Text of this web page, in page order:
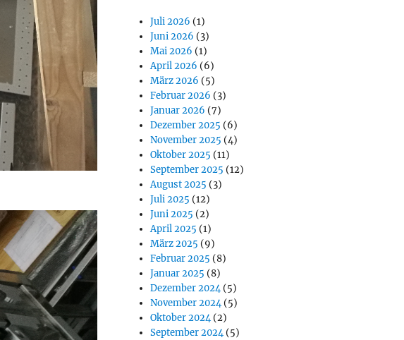
Juli 2026 (1)
Juni 2026 (3)
Mai 2026 (1)
April 2026 (6)
März 2026 (5)
Februar 2026 (3)
Januar 2026 (7)
Dezember 2025 (6)
November 2025 (4)
Oktober 2025 (11)
September 2025 (12)
August 2025 (3)
Juli 2025 (12)
Juni 2025 (2)
April 2025 (1)
März 2025 (9)
Februar 2025 (8)
Januar 2025 (8)
Dezember 2024(5)
November 2024(5)
Oktober 2024(2)
September 2024(5)